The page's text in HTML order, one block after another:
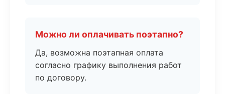
Можно ли оплачивать поэтапно?
Да, возможна поэтапная оплата
согласно графику выполнения работ
по договору.